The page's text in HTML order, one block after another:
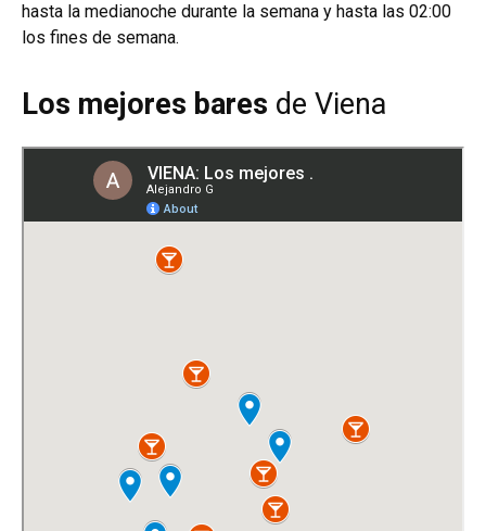
hasta la medianoche durante la semana y hasta las 02:00
los fines de semana.
Los mejores bares de Viena